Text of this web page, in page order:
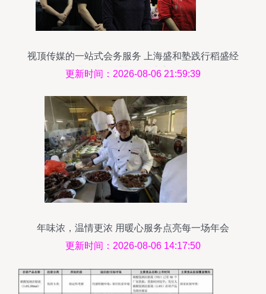
视顶传媒的一站式会务服务 上海盛和塾践行稻盛经
营学与公关礼仪的完美呈现
更新时间：2026-08-06 21:59:39
年味浓，温情更浓 用暖心服务点亮每一场年会
更新时间：2026-08-06 14:17:50